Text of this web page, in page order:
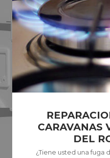
CARAVANAS
DEL
¿Tiene usted una fuga